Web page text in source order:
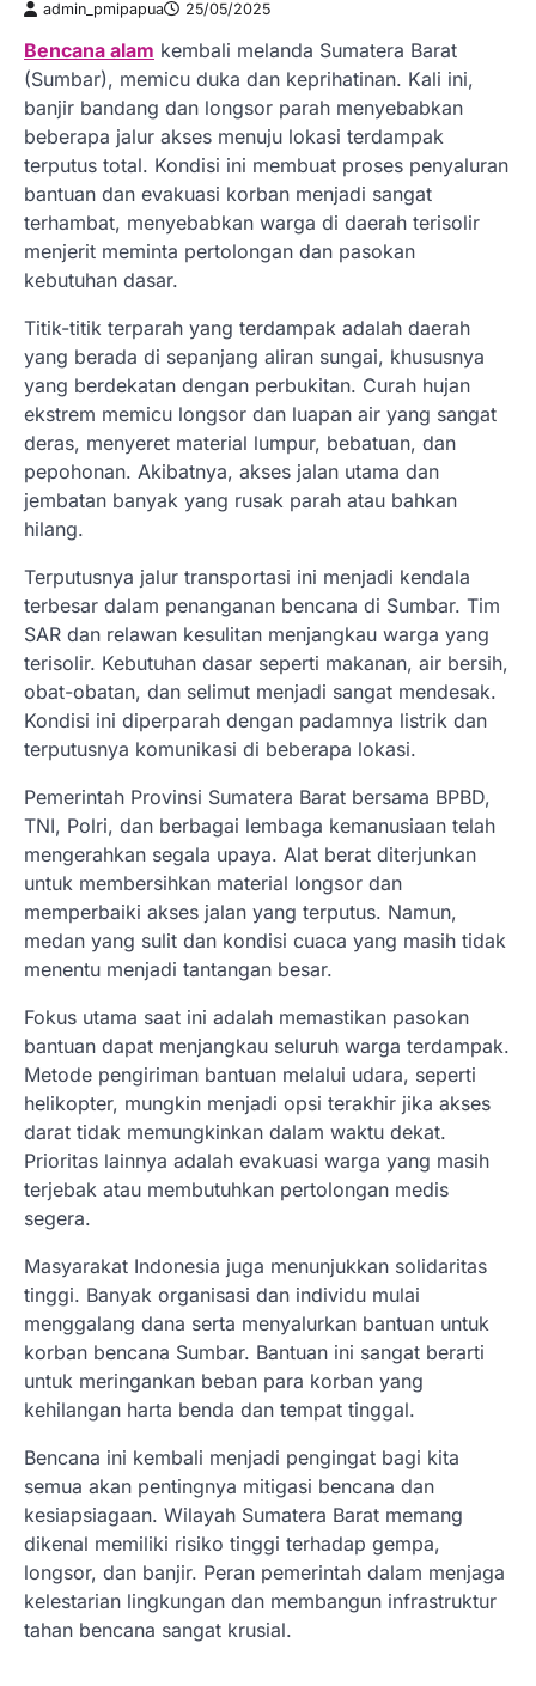
admin_pmipapua 25/05/2025
Bencana alam kembali melanda Sumatera Barat
(Sumbar), memicu duka dan keprihatinan. Kali ini,
banjir bandang dan longsor parah menyebabkan
beberapa jalur akses menuju lokasi terdampak
terputus total. Kondisi ini membuat proses penyaluran
bantuan dan evakuasi korban menjadi sangat
terhambat, menyebabkan warga di daerah terisolir
menjerit meminta pertolongan dan pasokan
kebutuhan dasar.
Titik-titik terparah yang terdampak adalah daerah
yang berada di sepanjang aliran sungai, khususnya
yang berdekatan dengan perbukitan. Curah hujan
ekstrem memicu longsor dan luapan air yang sangat
deras, menyeret material lumpur, bebatuan, dan
pepohonan. Akibatnya, akses jalan utama dan
jembatan banyak yang rusak parah atau bahkan
hilang.
Terputusnya jalur transportasi ini menjadi kendala
terbesar dalam penanganan bencana di Sumbar. Tim
SAR dan relawan kesulitan menjangkau warga yang
terisolir. Kebutuhan dasar seperti makanan, air bersih,
obat-obatan, dan selimut menjadi sangat mendesak.
Kondisi ini diperparah dengan padamnya listrik dan
terputusnya komunikasi di beberapa lokasi.
Pemerintah Provinsi Sumatera Barat bersama BPBD,
TNI, Polri, dan berbagai lembaga kemanusiaan telah
mengerahkan segala upaya. Alat berat diterjunkan
untuk membersihkan material longsor dan
memperbaiki akses jalan yang terputus. Namun,
medan yang sulit dan kondisi cuaca yang masih tidak
menentu menjadi tantangan besar.
Fokus utama saat ini adalah memastikan pasokan
bantuan dapat menjangkau seluruh warga terdampak.
Metode pengiriman bantuan melalui udara, seperti
helikopter, mungkin menjadi opsi terakhir jika akses
darat tidak memungkinkan dalam waktu dekat.
Prioritas lainnya adalah evakuasi warga yang masih
terjebak atau membutuhkan pertolongan medis
segera.
Masyarakat Indonesia juga menunjukkan solidaritas
tinggi. Banyak organisasi dan individu mulai
menggalang dana serta menyalurkan bantuan untuk
korban bencana Sumbar. Bantuan ini sangat berarti
untuk meringankan beban para korban yang
kehilangan harta benda dan tempat tinggal.
Bencana ini kembali menjadi pengingat bagi kita
semua akan pentingnya mitigasi bencana dan
kesiapsiagaan. Wilayah Sumatera Barat memang
dikenal memiliki risiko tinggi terhadap gempa,
longsor, dan banjir. Peran pemerintah dalam menjaga
kelestarian lingkungan dan membangun infrastruktur
tahan bencana sangat krusial.